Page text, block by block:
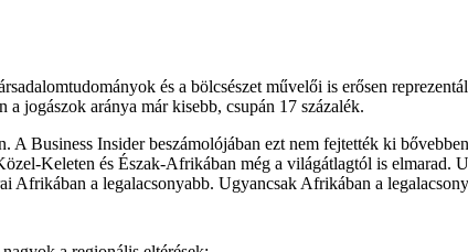
és a bölcsészet művelői is erősen
jogászok aránya már kisebb, csupán 17 százalék.
A Business Insider beszámolójában ezt nem fejtették ki
Keleten és Észak-Afrikában még a világátlagtól is elmarad.
Afrikában a legalacsonyabb. Ugyancsak Afrikában a